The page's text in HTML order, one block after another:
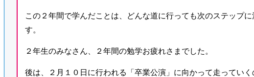
この２年間で学んだことは、どんな道に行っても次のステップに
す。
２年生のみなさん、２年間の勉学お疲れさまでした。
後は、２月１０日に行われる「卒業公演」に向かって走っていく